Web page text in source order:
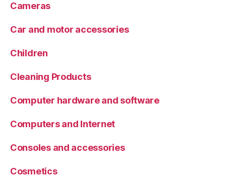
Cameras
Car and motor accessories
Children
Cleaning Products
Computer hardware and software
Computers and Internet
Consoles and accessories
Cosmetics